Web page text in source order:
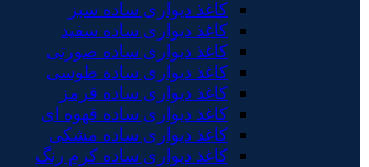
کاغذ دیواری ساده سبز
کاغذ دیواری ساده سفید
کاغذ دیواری ساده صورتی
کاغذ دیواری ساده طوسی
کاغذ دیواری ساده قرمز
کاغذ دیواری ساده قهوه ای
کاغذ دیواری ساده مشکی
کاغذ دیواری ساده کرم رنگ